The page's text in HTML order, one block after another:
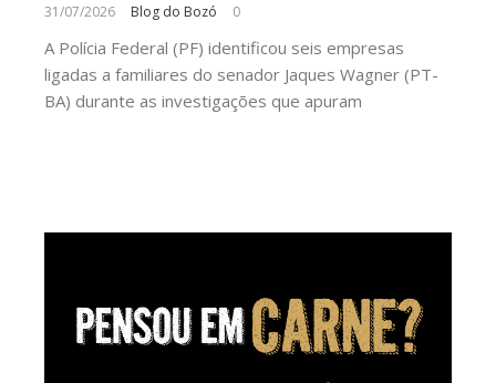
31/07/2026 Blog do Bozó 0
A Polícia Federal (PF) identificou seis empresas
ligadas a familiares do senador Jaques Wagner (PT-
BA) durante as investigações que apuram